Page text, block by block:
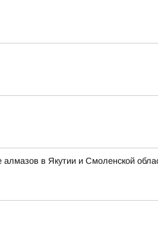
алмазов в Якутии и Смоленской